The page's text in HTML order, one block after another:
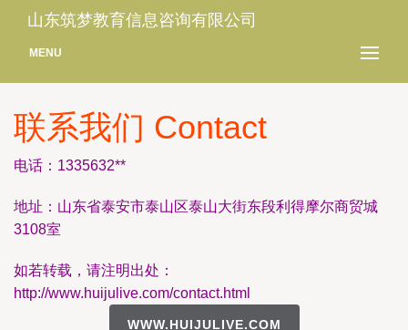
山东筑梦教育信息咨询有限公司
MENU
联系我们 Contact
电话：1335632**
地址：山东省泰安市泰山区泰山大街东段利得摩尔商贸城
3108室
如若转载，请注明出处：
http://www.huijulive.com/contact.html
WWW.HUIJULIVE.COM